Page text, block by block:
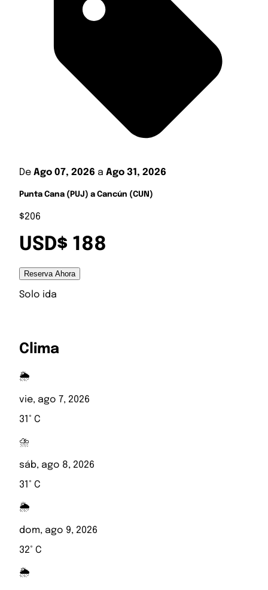
De Ago 07, 2026 a Ago 31, 2026
Punta Cana (PUJ) a Cancún (CUN)
$206
USD$ 188
Reserva Ahora
Solo ida
Clima
🌦️
vie, ago 7, 2026
31° C
⛈️
sáb, ago 8, 2026
31° C
🌦️
dom, ago 9, 2026
32° C
🌦️